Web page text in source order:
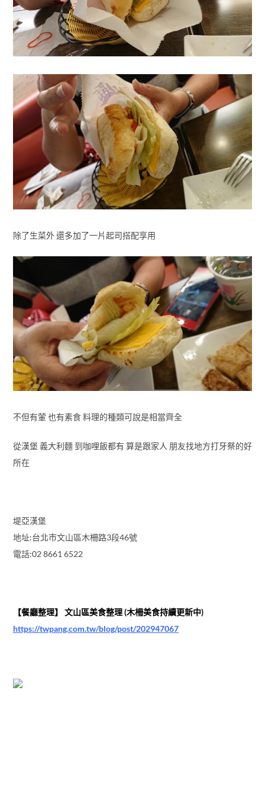
除了生菜外 還多加了一片起司搭配享用
不但有葷 也有素食 料理的種類可說是相當齊全
從漢堡 義大利麵 到咖哩飯都有 算是跟家人 朋友找地方打牙祭的好
所在
堤亞漢堡
地址:台北市文山區木柵路3段46號
電話:02 8661 6522
【餐廳整理】 文山區美食整理 (木柵美食持續更新中)
https://twpang.com.tw/blog/post/202947067